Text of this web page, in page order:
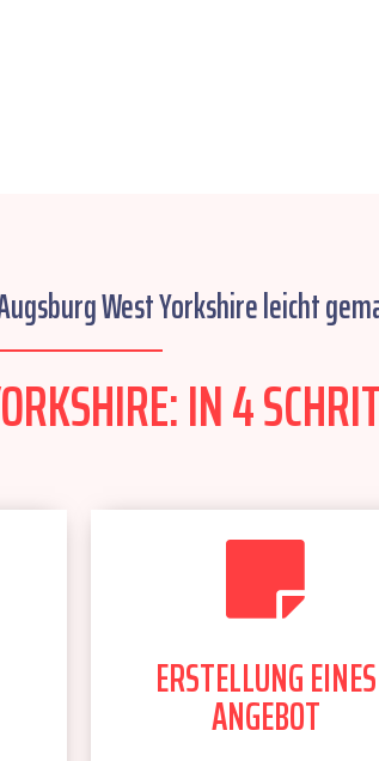
West Yorkshire leicht
IN 4
ERSTELLUNG EINES
ANGEBOT